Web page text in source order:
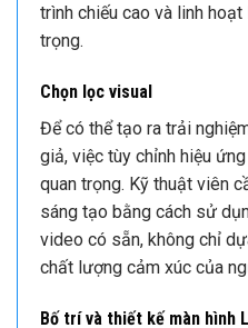
trình chiếu cao và linh
trọng.
Chọn lọc visual
Để có thể tạo ra trải
giả, việc tùy chỉnh hiệu
quan trọng. Kỹ thuật viên
sáng tạo bằng cách sử
video có sẵn, không chỉ
chất lượng cảm xúc của
Bố trí và thiết kế màn hình